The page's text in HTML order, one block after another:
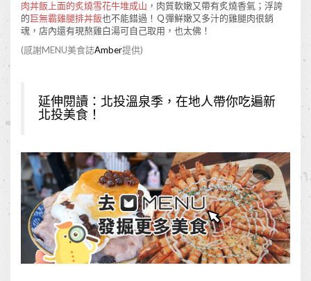
肉丼飯上面的炙燒雪花牛堆成山 ，肉質軟嫩又帶有炙燒香氣；浮誇
的巨無霸雞腿排丼飯也不能錯過！Ｑ彈鮮嫩又多汁的雞腿肉很銷
魂，店內還有現熬雞白湯可自己取用，也太佛！
(感謝MENU美食誌Amber提供)
延伸閱讀： 北投溫泉季，在地人帶你吃遍新
北投美食！